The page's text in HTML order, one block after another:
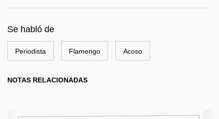
Se habló de
Periodista Flamengo Acoso
NOTAS RELACIONADAS